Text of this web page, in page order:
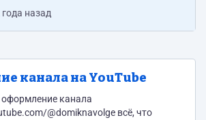
года назад
канала на YouTube
канала
@domiknavolge всё, что